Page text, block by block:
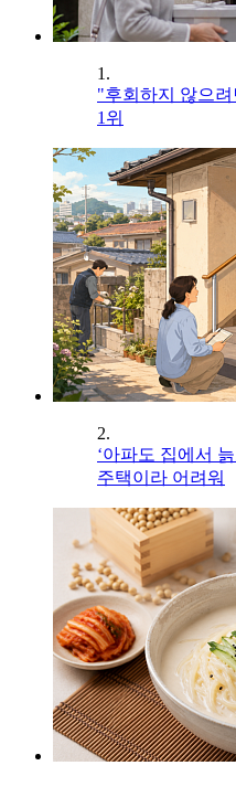
1.
"후회하지 않으
1위
2.
‘아파도 집에서
주택이라 어려워